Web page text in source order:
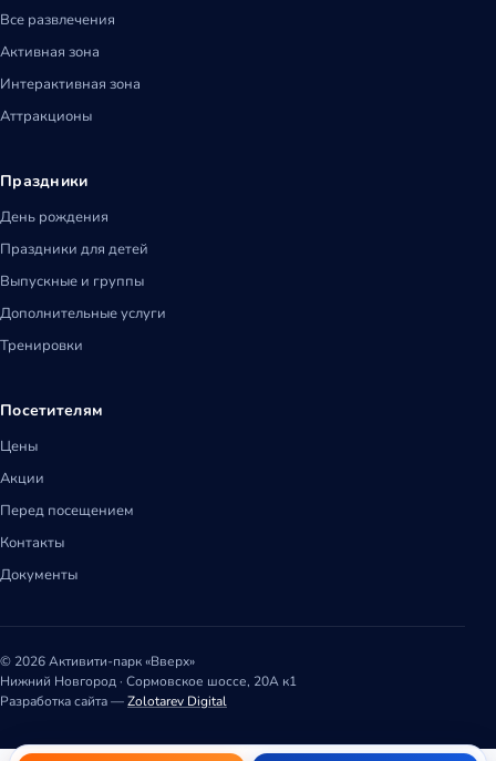
Все развлечения
Активная зона
Интерактивная зона
Аттракционы
Праздники
День рождения
Праздники для детей
Выпускные и группы
Дополнительные услуги
Тренировки
Посетителям
Цены
Акции
Перед посещением
Контакты
Документы
© 2026 Активити-парк «Вверх»
Нижний Новгород · Сормовское шоссе, 20А к1
Разработка сайта —Zolotarev Digital